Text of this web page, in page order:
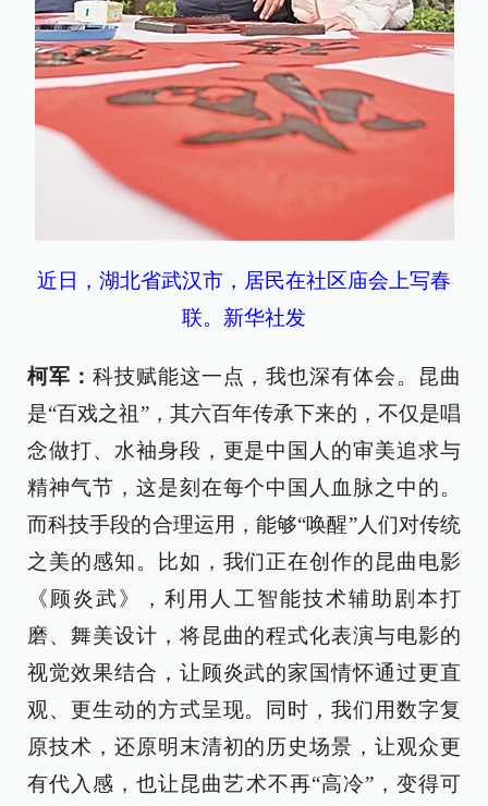
近日，湖北省武汉市，居民在社区庙会上写春
联。新华社发
柯军： 科技赋能这一点，我也深有体会。昆曲
是“百戏之祖”，其六百年传承下来的，不仅是唱
念做打、水袖身段，更是中国人的审美追求与
精神气节，这是刻在每个中国人血脉之中的。
而科技手段的合理运用，能够“唤醒”人们对传统
之美的感知。比如，我们正在创作的昆曲电影
《顾炎武》，利用人工智能技术辅助剧本打
磨、舞美设计，将昆曲的程式化表演与电影的
视觉效果结合，让顾炎武的家国情怀通过更直
观、更生动的方式呈现。同时，我们用数字复
原技术，还原明末清初的历史场景，让观众更
有代入感，也让昆曲艺术不再“高冷”，变得可